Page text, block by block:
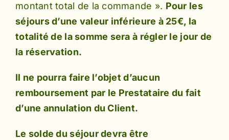
montant total de la commande ». Pour les
séjours d’une valeur inférieure à 25€, la
totalité de la somme sera à régler le jour de
la réservation.
Il ne pourra faire l’objet d’aucun
remboursement par le Prestataire du fait
d’une annulation du Client.
Le solde du séjour devra être